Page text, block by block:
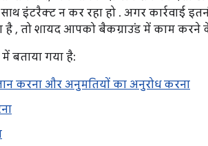
इंटरैक्ट न कर रहा हो . अगर कार्रवाई
है , तो शायद आपको बैकग्राउंड में काम
बताया गया है:
करना और अनुमतियों का अनुरोध करना